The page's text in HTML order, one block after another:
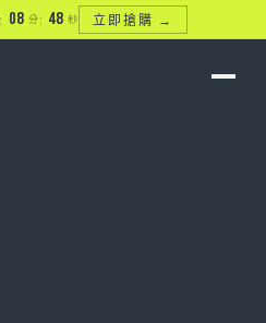
: 08 分: 47 秒 立即搶購 →